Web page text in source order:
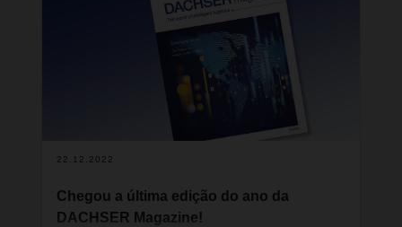
aos seus líderes para terem sucesso em terrenos
difíceis e em tempos incertos.
22.12.2022
Chegou a última edição do ano da
DACHSER Magazine!